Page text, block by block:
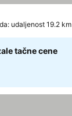
udaljenost 19.2 km
tačne cene